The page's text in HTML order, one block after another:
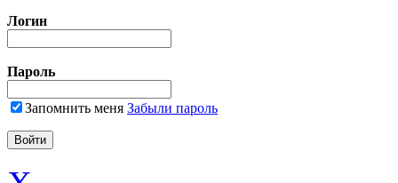
Логин
Пароль
Запомнить меня Забыли пароль